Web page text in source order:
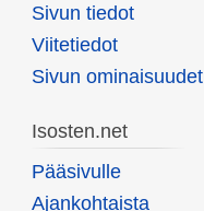
Sivun tiedot
Viitetiedot
Sivun ominaisuudet
Isosten.net
Pääsivulle
Ajankohtaista